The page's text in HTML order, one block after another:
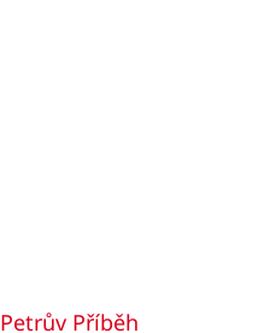
Petrův Příběh